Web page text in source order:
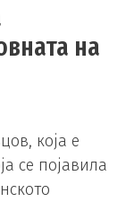
на
која е
се појавила